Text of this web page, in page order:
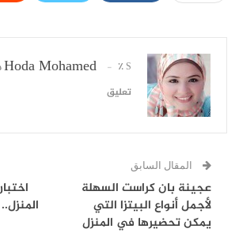
Hoda Mohamed ٪ S مشاركة
تعليق
المقال السابق
عجينة بان كراست السهلة
لأجمل أنواع البيتزا التي
يمكن تحضيرها في المنزل